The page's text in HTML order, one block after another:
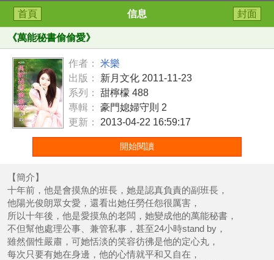
首頁 信息 封面
《萬能秘書偷偷愛》
作者：
米樂
出版：
新月文化 2011-11-23
系列：
甜檸檬 488
專輯：
豪門媳婦守則 2
更新：
2013-04-22 16:59:17
開始閱讀
【簡介】
十年前，他是會摸魚的班長，她是認真負責的副班長，
他陽光俊朗眾女愛，還看出她任勞任怨很厲害，
所以十年後，他是愛摸魚的老闆，她變成他的萬能秘書，
不但幫他處理公事、兼管私事，甚至24小時stand by，
雖然個性嚴肅，可她恬淡的笑容彷彿是他的定心丸，
每次只要有她在身邊，他的心情就平和又自在，